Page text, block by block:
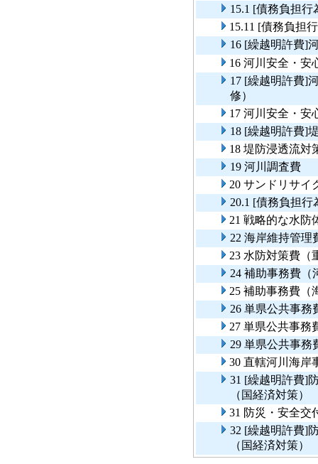
15.1 [債務負担
15.11 [債務負担
16 [繰越明許費]
16 河川安全・安
17 [繰越明許費]
修）
17 河川安全・安
18 [繰越明許費]
18 堤防浸透流対
19 河川調査費
20 サンドリサイ
20.1 [債務負担
21 戦略的な水防
22 海岸維持管理
23 水防対策費（
24 補助事務費（
25 補助事務費（
26 単県公共事務
27 単県公共事務
29 単県公共事務
30 直轄河川海岸
31 [繰越明許費]
（国経済対策）
31 防災・安全交
32 [繰越明許費]
（国経済対策）